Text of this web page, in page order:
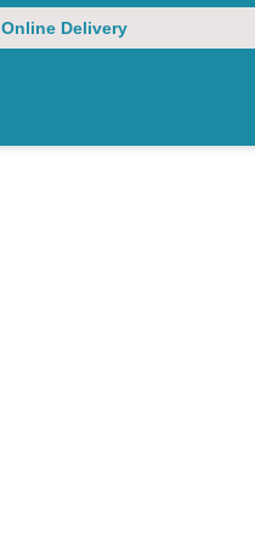
Online Delivery